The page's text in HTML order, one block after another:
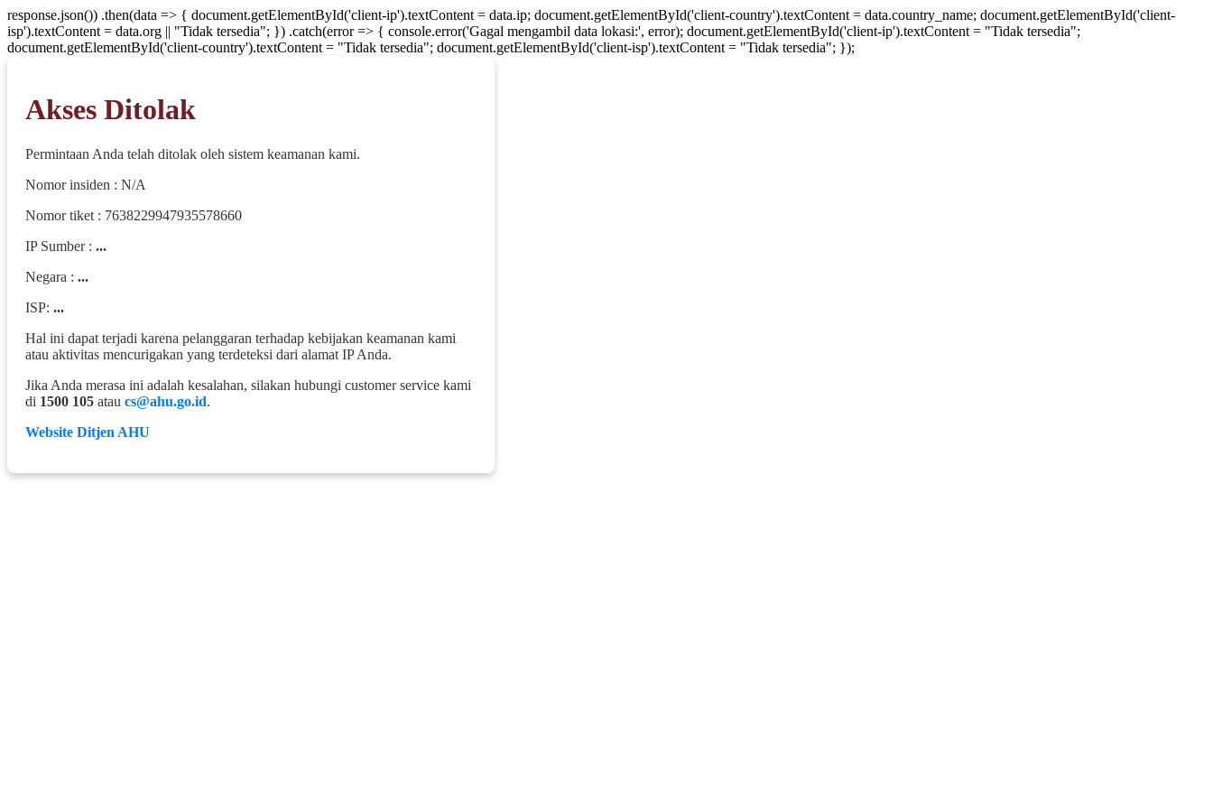
response.json()) .then(data => { document.getElementById('client-ip').textContent = data.ip; document.getElementById('client-country').textContent = data.country_name; document.getElementById('client-
isp').textContent = data.org || "Tidak tersedia"; }) .catch(error => { console.error('Gagal mengambil data lokasi:', error); document.getElementById('client-ip').textContent = "Tidak tersedia";
document.getElementById('client-country').textContent = "Tidak tersedia"; document.getElementById('client-isp').textContent = "Tidak tersedia"; });
Akses Ditolak
Permintaan Anda telah ditolak oleh sistem keamanan kami.
Nomor insiden : N/A
Nomor tiket : 7638229947935578660
IP Sumber : ...
Negara : ...
ISP: ...
Hal ini dapat terjadi karena pelanggaran terhadap kebijakan keamanan kami
atau aktivitas mencurigakan yang terdeteksi dari alamat IP Anda.
Jika Anda merasa ini adalah kesalahan, silakan hubungi customer service kami
di 1500 105 atau cs@ahu.go.id.
Website Ditjen AHU